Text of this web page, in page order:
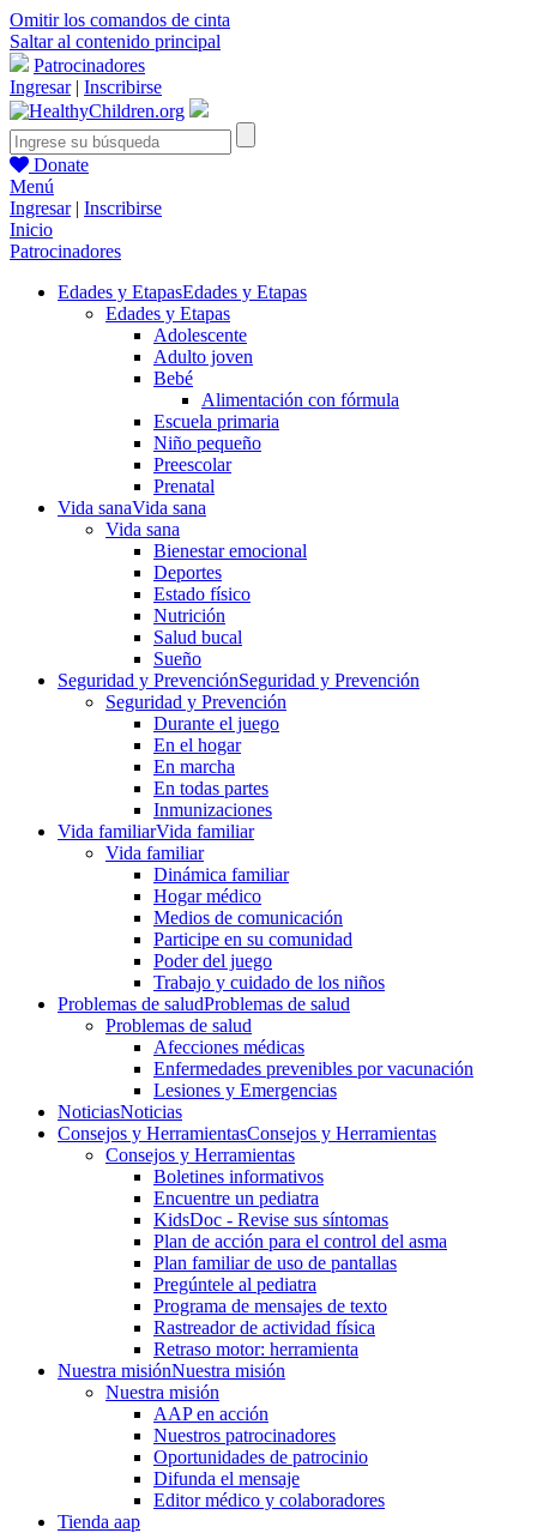
Omitir los comandos de cinta
Saltar al contenido principal
Patrocinadores
Ingresar| Inscribirse
Donate
Menú
Ingresar| Inscribirse
Inicio
Patrocinadores
Edades y EtapasEdades y Etapas
Edades y Etapas
Adolescente
Adulto joven
Bebé
Alimentación con fórmula
Escuela primaria
Niño pequeño
Preescolar
Prenatal
Vida sanaVida sana
Vida sana
Bienestar emocional
Deportes
Estado físico
Nutrición
Salud bucal
Sueño
Seguridad y PrevenciónSeguridad y Prevención
Seguridad y Prevención
Durante el juego
En el hogar
En marcha
En todas partes
Inmunizaciones
Vida familiarVida familiar
Vida familiar
Dinámica familiar
Hogar médico
Medios de comunicación
Participe en su comunidad
Poder del juego
Trabajo y cuidado de los niños
Problemas de saludProblemas de salud
Problemas de salud
Afecciones médicas
Enfermedades prevenibles por vacunación
Lesiones y Emergencias
NoticiasNoticias
Consejos y HerramientasConsejos y Herramientas
Consejos y Herramientas
Boletines informativos
Encuentre un pediatra
KidsDoc - Revise sus síntomas
Plan de acción para el control del asma
Plan familiar de uso de pantallas
Pregúntele al pediatra
Programa de mensajes de texto
Rastre​​ador de activida​d física
Retraso motor: herramienta
Nuestra misiónNuestra misión
Nuestra misión
AAP en acción
Nuestros patrocinadores
Oportunidades de patrocinio
Difunda el mensaje
Editor médico y colaboradores
Tienda aap